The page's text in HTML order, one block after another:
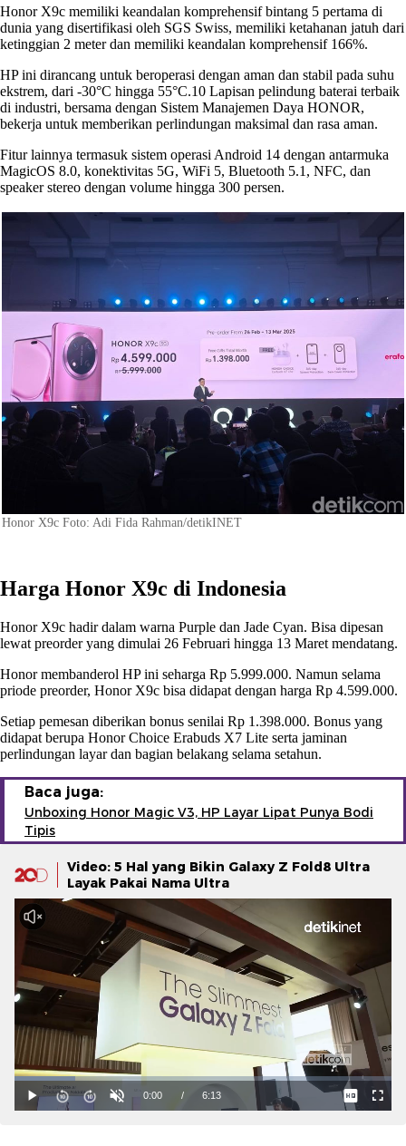
Honor X9c memiliki keandalan komprehensif bintang 5 pertama di
dunia yang disertifikasi oleh SGS Swiss, memiliki ketahanan jatuh dari
ketinggian 2 meter dan memiliki keandalan komprehensif 166%.
HP ini dirancang untuk beroperasi dengan aman dan stabil pada suhu
ekstrem, dari -30°C hingga 55°C.10 Lapisan pelindung baterai terbaik
di industri, bersama dengan Sistem Manajemen Daya HONOR,
bekerja untuk memberikan perlindungan maksimal dan rasa aman.
Fitur lainnya termasuk sistem operasi Android 14 dengan antarmuka
MagicOS 8.0, konektivitas 5G, WiFi 5, Bluetooth 5.1, NFC, dan
speaker stereo dengan volume hingga 300 persen.
Honor X9c Foto: Adi Fida Rahman/detikINET
Harga Honor X9c di Indonesia
Honor X9c hadir dalam warna Purple dan Jade Cyan. Bisa dipesan
lewat preorder yang dimulai 26 Februari hingga 13 Maret mendatang.
Honor membanderol HP ini seharga Rp 5.999.000. Namun selama
priode preorder, Honor X9c bisa didapat dengan harga Rp 4.599.000.
Setiap pemesan diberikan bonus senilai Rp 1.398.000. Bonus yang
didapat berupa Honor Choice Erabuds X7 Lite serta jaminan
perlindungan layar dan bagian belakang selama setahun.
Baca juga:
Unboxing Honor Magic V3, HP Layar Lipat Punya Bodi
Tipis
Video: 5 Hal yang Bikin Galaxy Z Fold8 Ultra
Layak Pakai Nama Ultra